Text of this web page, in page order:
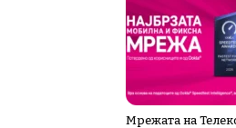
Мрежата на